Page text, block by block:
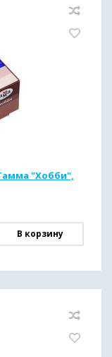
"Хобби",
В корзину